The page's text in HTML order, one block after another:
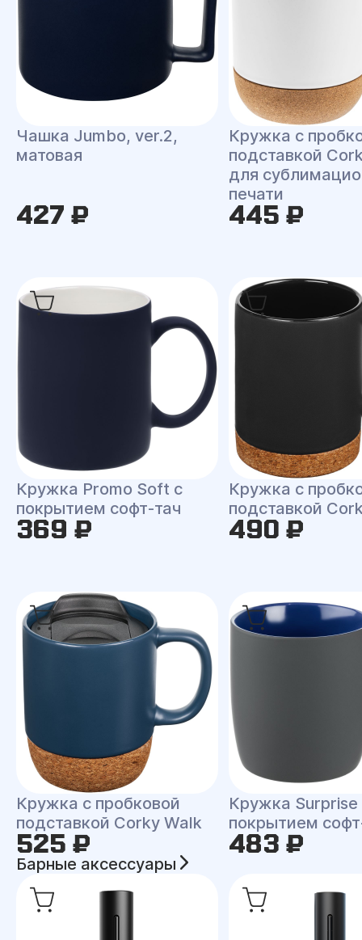
Чашка Jumbo, ver.2,
матовая
427 ₽
Кружка с
подставкой
для
печати
445 ₽
Кружка Promo Soft с
покрытием софт-тач
369 ₽
Кружка с
подставкой
490 ₽
Кружка с пробковой
подставкой Corky Walk
525 ₽
Кружка Surprise
покрытием
483 ₽
Барные аксессуары